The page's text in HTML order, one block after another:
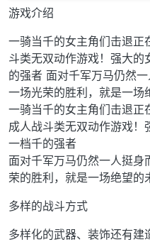
游戏介绍
一骑当千的女主角们击退正
斗类无双动作游戏！强大
的强者 面对千军万马仍然
一场光荣的胜利，就是一场
一骑当千的女主角们击退正
成人战斗类无双动作游戏！
一档千的强者
面对千军万马仍然一人挺
荣的胜利，就是一场绝望的
多样的战斗方式
多样化的武器、装饰还有建